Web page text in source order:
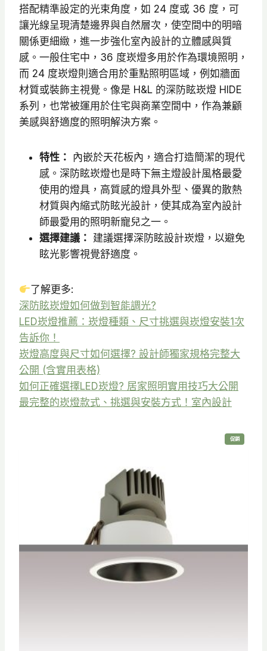
搭配精準設定的光束角度，如 24 度或 36 度，可
讓光線呈現清楚邊界與自然層次，使空間中的明暗
關係更細緻，進一步強化室內設計的立體感與質
感。一般住宅中，36 度崁燈多用於作為環境照明，
而 24 度崁燈則適合用於重點照明區域，例如牆面
材質或裝飾主視覺。像是 H&L 的深防眩崁燈 HIDE
系列，也常被運用於住宅與商業空間中，作為兼顧
美感與舒適度的照明解決方案。
特性： 內嵌於天花板內，適合打造簡潔的現代
感。深防眩崁燈也是時下無主燈設計風格最愛
使用的燈具，高質感的燈具外型、優異的散熱
材質與內縮式防眩光設計，使其成為室內設計
師最愛用的照明新寵兒之一。
選擇建議： 建議選擇深防眩設計崁燈，以避免
眩光影響視覺舒適度。
了解更多:
深防眩崁燈如何做到智能調光?
LED崁燈推薦：崁燈種類、尺寸挑選與崁燈安裝1次
告訴你！
崁燈高度與尺寸如何選擇? 設計師獨家規格完整大
公開 (含實用表格)
如何正確選擇LED崁燈? 居家照明實用技巧大公開
最完整的崁燈款式、挑選與安裝方式！室內設計
促銷特
價